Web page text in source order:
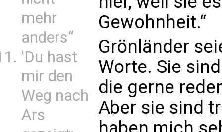
mehr
anders“
'Du hast
mir den
Weg nach
Ars
Gewohnheit.“
Grönländer
Worte. Sie
die gerne
Aber sie sind